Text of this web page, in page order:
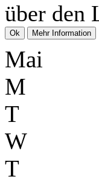
über den
Mai
M
T
W
T